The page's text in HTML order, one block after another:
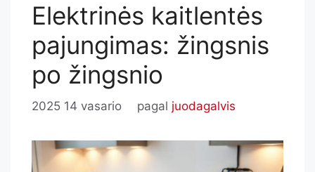
Elektrinės kaitlentės
pajungimas: žingsnis
po žingsnio
2025 14 vasario pagal juodagalvis